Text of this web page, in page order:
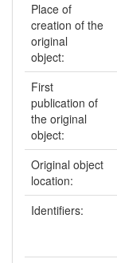
Place of
creation of the
original
object:
First
publication of
the original
object:
Original object
location:
Identifiers: